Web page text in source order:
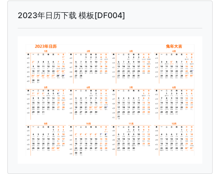
2023年日历下载 模板[DF004]